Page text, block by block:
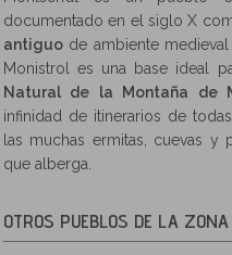
documentado en el siglo X
antiguo de ambiente
Monistrol es una base ideal
Natural de la Montaña de
infinidad de itinerarios de
las muchas ermitas, cuevas y
que alberga.
OTROS PUEBLOS DE LA ZONA